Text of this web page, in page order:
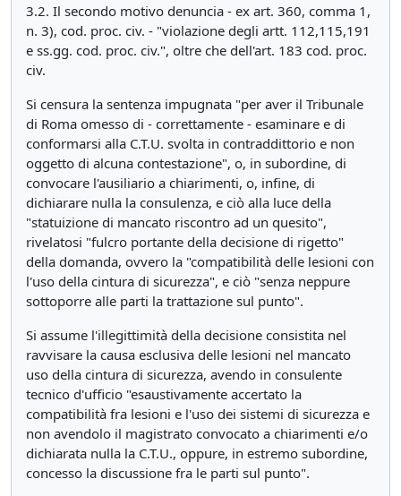
3.2. Il secondo motivo denuncia - ex art. 360, comma 1,
n. 3), cod. proc. civ. - "violazione degli artt. 112,115,191
e ss.gg. cod. proc. civ.", oltre che dell'art. 183 cod. proc.
civ.
Si censura la sentenza impugnata "per aver il Tribunale
di Roma omesso di - correttamente - esaminare e di
conformarsi alla C.T.U. svolta in contraddittorio e non
oggetto di alcuna contestazione", o, in subordine, di
convocare l'ausiliario a chiarimenti, o, infine, di
dichiarare nulla la consulenza, e ciò alla luce della
"statuizione di mancato riscontro ad un quesito",
rivelatosi "fulcro portante della decisione di rigetto"
della domanda, ovvero la "compatibilità delle lesioni con
l'uso della cintura di sicurezza", e ciò "senza neppure
sottoporre alle parti la trattazione sul punto".
Si assume l'illegittimità della decisione consistita nel
ravvisare la causa esclusiva delle lesioni nel mancato
uso della cintura di sicurezza, avendo in consulente
tecnico d'ufficio "esaustivamente accertato la
compatibilità fra lesioni e l'uso dei sistemi di sicurezza e
non avendolo il magistrato convocato a chiarimenti e/o
dichiarata nulla la C.T.U., oppure, in estremo subordine,
concesso la discussione fra le parti sul punto".